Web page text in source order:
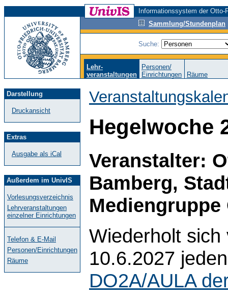
Informationssystem der
Sammlung/Stundenplan
Suche:
Lehr-
veranstaltungen
Personen/
Einrichtungen
Räume
Darstellung
Druckansicht
Extras
Ausgabe als iCal
Außerdem im UnivIS
Vorlesungsverzeichnis
Lehrveranstaltungen
einzelner Einrichtungen
Telefon & E-Mail
Personen/Einrichtungen
Räume
Hegelwoche
Veranstalter:
Bamberg,
Wiederholt
10.6.2027
DO2A/AULA